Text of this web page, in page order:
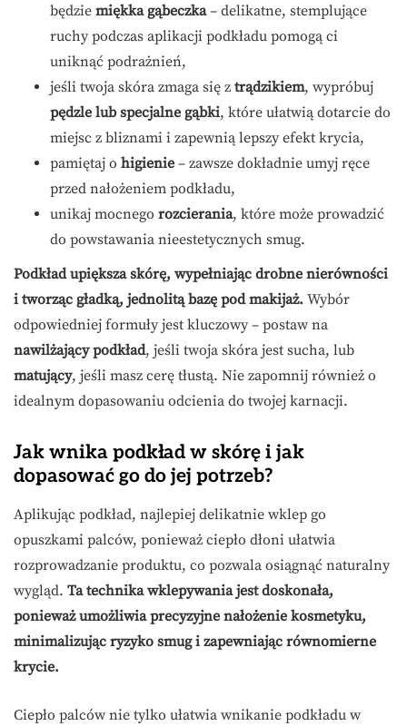
będzie miękka gąbeczka– delikatne, stemplujące
ruchy podczas aplikacji podkładu pomogą ci
uniknąć podrażnień,
jeśli twoja skóra zmaga się z trądzikiem, wypróbuj
pędzle lub specjalne gąbki, które ułatwią dotarcie do
miejsc z bliznami i zapewnią lepszy efekt krycia,
pamiętaj o higienie – zawsze dokładnie umyj ręce
przed nałożeniem podkładu,
unikaj mocnego rozcierania, które może prowadzić
do powstawania nieestetycznych smug.
Podkład upiększa skórę, wypełniając drobne nierówności
i tworząc gładką, jednolitą bazę pod makijaż. Wybór
odpowiedniej formuły jest kluczowy – postaw na
nawilżający podkład, jeśli twoja skóra jest sucha, lub
matujący, jeśli masz cerę tłustą. Nie zapomnij również o
idealnym dopasowaniu odcienia do twojej karnacji.
Jak wnika podkład w skórę i jak
dopasować go do jej potrzeb?
Aplikując podkład, najlepiej delikatnie wklep go
opuszkami palców, ponieważ ciepło dłoni ułatwia
rozprowadzanie produktu, co pozwala osiągnąć naturalny
wygląd. Ta technika wklepywania jest doskonała,
ponieważ umożliwia precyzyjne nałożenie kosmetyku,
minimalizując ryzyko smug i zapewniając równomierne
krycie.
Ciepło palców nie tylko ułatwia wnikanie podkładu w